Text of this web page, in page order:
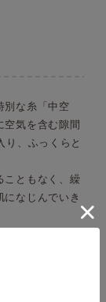
別な糸「中空
空気を含む隙間
り、ふっくらと
こともなく、繰
になじんでいき
しく馴染んで